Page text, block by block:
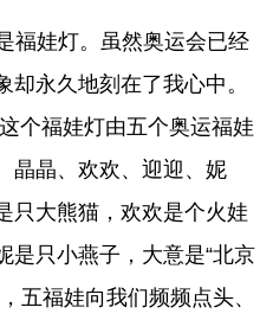
福娃灯。虽然奥运会已经
永久地刻在了我心中。
个福娃灯由五个奥运福娃
晶晶、欢欢、迎迎、妮
只大熊猫，欢欢是个火娃
是只小燕子，大意是“北京
五福娃向我们频频点头、